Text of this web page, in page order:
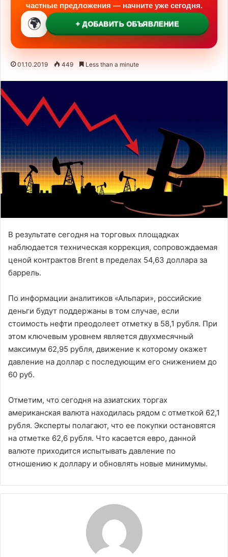
частные предложения — начните уже сегодня.
🌍 + ДОБАВИТЬ ОБЪЯВЛЕНИЕ
01.10.2019 449 Less than a minute
В результате сегодня на торговых площадках
наблюдается техническая коррекция, сопровождаемая
ценой контрактов Brent в пределах 54,63 доллара за
баррель.
По информации аналитиков «Альпари», российские
деньги будут поддержаны в том случае, если
стоимость нефти преодолеет отметку в 58,1 рубля. При
этом ключевым уровнем является двухмесячный
максимум 62,95 рубля, движение к которому окажет
давление на доллар с последующим его снижением до
60 руб.
Отметим, что сегодня на азиатских торгах
американская валюта находилась рядом с отметкой 62,1
рубля. Эксперты полагают, что ее покупки остановятся
на отметке 62,6 рубля. Что касается евро, данной
валюте приходится испытывать давление по
отношению к доллару и обновлять новые минимумы.